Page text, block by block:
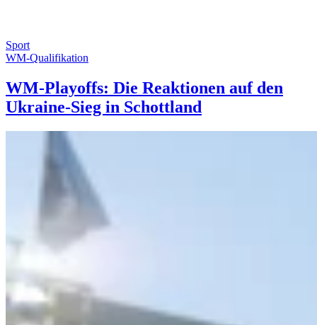
Sport
WM-Qualifikation
WM-Playoffs: Die Reaktionen auf den
Ukraine-Sieg in Schottland